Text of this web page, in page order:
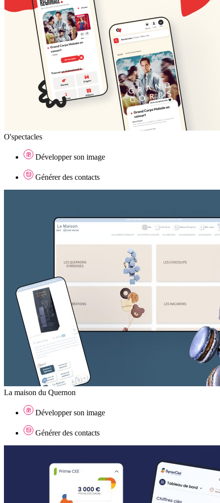
O'spectacles
Développer son image
Générer des contacts
La maison du Quernon
Développer son image
Générer des contacts